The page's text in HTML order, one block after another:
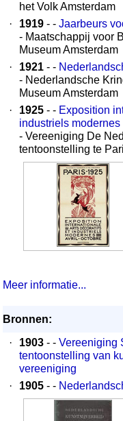
het Volk Amsterdam
·
1919 - - Jaarbeurs
- Maatschappij voor
Museum Amsterdam
·
1921 - -
- Nederlandsche
Museum Amsterdam
·
1925 - - Exposition
industriels modernes
- Vereeniging De
tentoonstelling te
Meer informatie...
Bronnen:
·
1903 - - Vereeniging
tentoonstelling van
vereeniging
·
1905 - -